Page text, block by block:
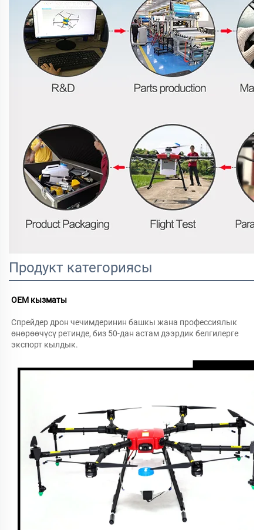
Продукт категориясы
OEM кызматы
Спрейдер дрон чечимдеринин башкы жана профессиялык
өнөрөөчүсү ретинде, биз 50-дан астам дээрдик белгилерге
экспорт кылдык.